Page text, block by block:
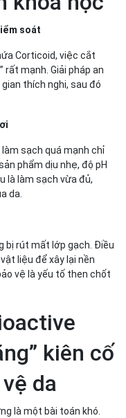
soát
Corticoid, việc cắt
rất mạnh. Giải pháp an
thích nghi, sau đó
làm sạch quá mạnh chỉ
phẩm dịu nhẹ, độ pH
là làm sạch vừa đủ,
da.
bị rút mất lớp gạch. Điều
liệu để xây lại nền
vệ là yếu tố then chốt
kiên cố
da
là một bài toán khó.